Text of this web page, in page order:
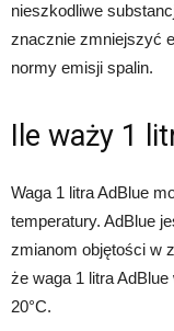
nieszkodliwe
znacznie zmniejszyć
normy emisji spalin.
Ile waży 1
Waga 1 litra AdBlue
temperatury. AdBlue
zmianom objętości w
że waga 1 litra
20°C.